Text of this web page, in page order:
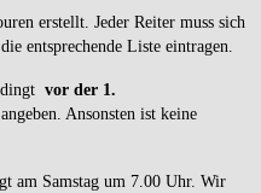
erstellt. Jeder Reiter muss sich
entsprechende Liste eintragen.
vor der 1.
Ansonsten ist keine
am Samstag um 7.00 Uhr. Wir